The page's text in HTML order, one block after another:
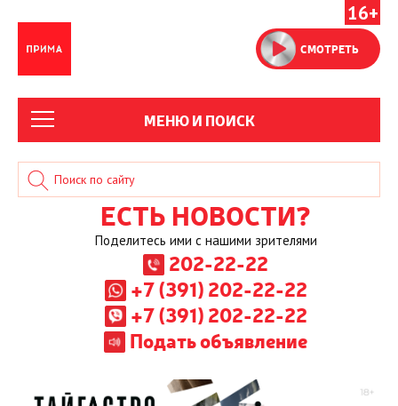
16+
СМОТРЕТЬ
МЕНЮ И ПОИСК
ЕСТЬ НОВОСТИ?
Поделитесь ими с нашими зрителями
202-22-22
+7 (391) 202-22-22
+7 (391) 202-22-22
Подать объявление